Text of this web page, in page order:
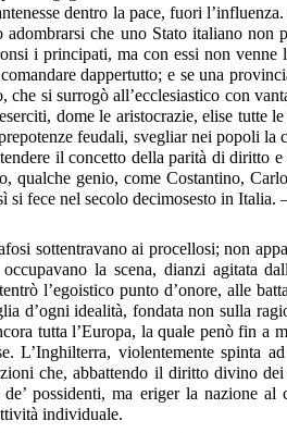
dentro la pace, fuori
che uno Stato italiano non
i principati, ma con essi non venne
dappertutto; e se una
si surrogò all’ecclesiastico con
dome le aristocrazie, elise tutte
feudali, svegliar nei popoli la
il concetto della parità di diritto
qualche genio, come Costantino,
si fece nel secolo decimosesto in
sottentravano ai procellosi; non
la scena, dianzi agitata
l’egoistico punto d’onore, alle
d’ogni idealità, fondata non sulla
tutta l’Europa, la quale penò fin a
L’Inghilterra, violentemente spinta
che, abbattendo il diritto divino dei
possidenti, ma eriger la nazione
individuale.